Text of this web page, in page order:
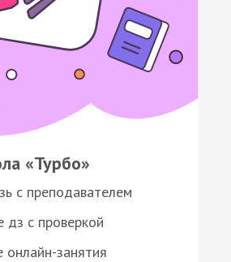
«Турбо»
с преподавателем
дз с проверкой
онлайн-занятия